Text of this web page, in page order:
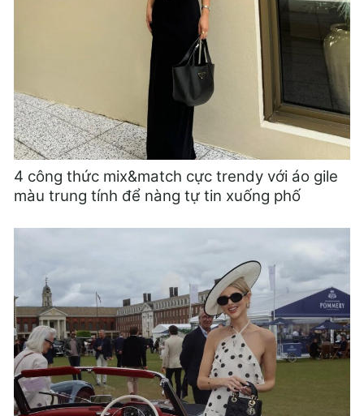
4 công thức mix&match cực trendy với áo gile
màu trung tính để nàng tự tin xuống phố